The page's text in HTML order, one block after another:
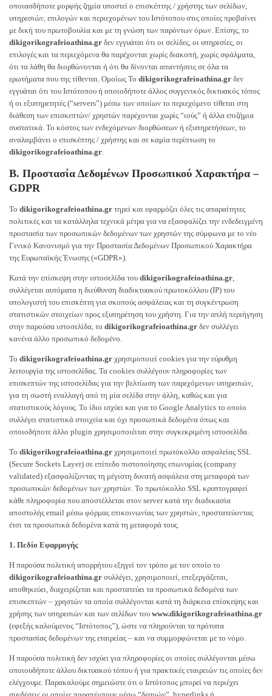
οποιασδήποτε μορφής ζημία υποστεί ο επισκέπτης / χρήστης των σελίδων,
υπηρεσιών, επιλογών και περιεχομένων του Ιστότοπου στις οποίες προβαίνει
με δική του πρωτοβουλία και με τη γνώση των παρόντων όρων. Επίσης, το
dikigorikografeioathina.gr δεν εγγυάται ότι οι σελίδες, οι υπηρεσίες, οι
επιλογές και τα περιεχόμενα θα παρέχονται χωρίς διακοπή, χωρίς σφάλματα,
ότι τα λάθη θα διορθώνονται ή ότι θα δίνονται απαντήσεις σε όλα τα
ερωτήματα που της τίθενται. Ομοίως Το dikigorikografeioathina.gr δεν
εγγυάται ότι του Ιστότοπου ή οποιοδήποτε άλλος συγγενικός δικτυακός τόπος
ή οι εξυπηρετητές (“servers”) μέσω των οποίων το περιεχόμενο τίθεται στη
διάθεση των επισκεπτών/ χρηστών παρέχονται χωρίς “ιούς” ή άλλα επιζήμια
συστατικά. Το κόστος των ενδεχόμενων διορθώσεων ή εξυπηρετήσεων, το
αναλαμβάνει ο επισκέπτης / χρήστης και σε καμία περίπτωση το
dikigorikografeioathina.gr
Β. Προστασία Δεδομένων Προσωπικού Χαρακτήρα –
GDPR
Το dikigorikografeioathina.gr τηρεί και εφαρμόζει όλες τις απαραίτητες
πολιτικές και τα κατάλληλα τεχνικά μέτρα για να εξασφαλίζει την ενδεδειγμένη
προστασία των προσωπικών δεδομένων των χρηστών της σύμφωνα με το νέο
Γενικό Κανονισμό για την Προστασία Δεδομένων Προσωπικού Χαρακτήρα
της Ευρωπαϊκής Ένωσης («GDPR»).
Κατά την επίσκεψη στην ιστοσελίδα του dikigorikografeioathina.gr
συλλέγεται αυτόματα η διεύθυνση διαδικτυακού πρωτοκόλλου (ΙΡ) του
υπολογιστή του επισκέπτη για σκοπούς ασφάλειας και τη συγκέντρωση
στατιστικών στοιχείων προς εξυπηρέτηση του χρήστη. Για την απλή περιήγηση
στην παρούσα ιστοσελίδα, το dikigorikografeioathina.gr δεν συλλέγει
κανένα άλλο προσωπικό δεδομένο.
Το dikigorikografeioathina.gr χρησιμοποιεί cookies για την εύρυθμη
λειτουργία της ιστοσελίδας. Τα cookies συλλέγουν πληροφορίες των
επισκεπτών της ιστοσελίδας για την βελτίωση των παρεχόμενων υπηρεσιών,
για τη σωστή εναλλαγή από τη μία σελίδα στην άλλη, καθώς και για
στατιστικούς λόγους. Το ίδιο ισχύει και για το Google Analytics το οποίο
συλλέγει στατιστικά στοιχεία και όχι προσωπικά δεδομένα όπως και
οποιοδήποτε άλλο plugin χρησιμοποιέιται στην συγκεκριμένη ιστοσελίδα.
Το dikigorikografeioathina.gr χρησιμοποιεί πρωτόκολλο ασφαλείας SSL
(Secure Sockets Layer) σε επίπεδο πιστοποίησης επωνυμίας (company
validated) εξασφαλίζοντας τη μέγιστη δυνατή ασφάλεια στη μεταφορά των
προσωπικών δεδομένων των χρηστών. Το πρωτόκολλο SSL κρυπτογραφεί
κάθε πληροφορία που αποστέλλεται στον server κατά την διαδικασία
αποστολής email μέσω φόρμας επικοινωνίας των χρηστών, προστατεύοντας
έτσι τα προσωπικά δεδομένα κατά τη μεταφορά τους.
1. Πεδίο Εφαρμογής
Η παρούσα πολιτική απορρήτου εξηγεί τον τρόπο με τον οποίο το
dikigorikografeioathina.gr συλλέγει, χρησιμοποιεί, επεξεργάζεται,
αποθηκεύει, διαχειρίζεται και προστατεύει τα προσωπικά δεδομένα των
επισκεπτών – χρηστών τα οποία συλλέγονται κατά τη διάρκεια επίσκεψης και
χρήσης των υπηρεσιών και των σελίδων του www.dikigorikografeioathina.gr
(εφεξής καλούμενος “Ιστότοπος”), ώστε να πληρούνται τα πρότυπα
προστασίας δεδομένων της εταιρείας – και να συμμορφώνεται με το νόμο.
Η παρούσα πολιτική δεν ισχύει για πληροφορίες οι οποίες συλλέγονται μέσω
οποιουδήποτε άλλου δικτυακού τόπου ή για πρακτικές εταιρειών τις οποίες δεν
ελέγχουμε. Παρακαλούμε σημειώστε ότι ο Ιστότοπος μπορεί να περιέχει